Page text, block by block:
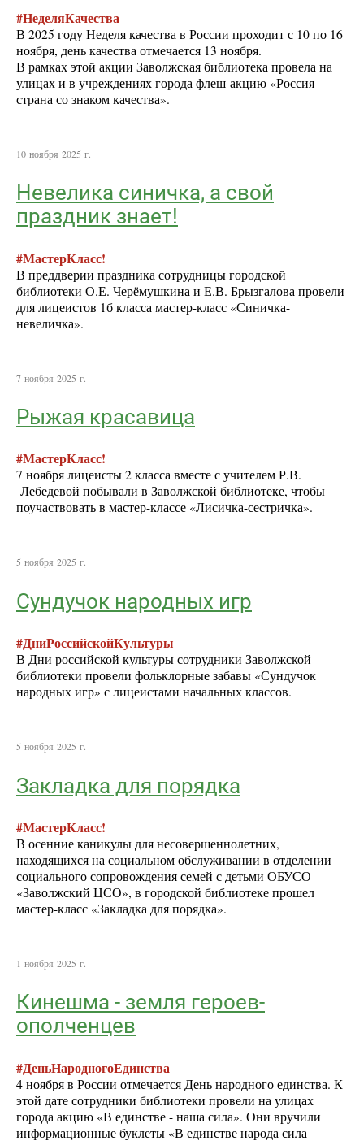
#НеделяКачества
В 2025 году Неделя качества в России проходит с 10 по 16
ноября, день качества отмечается 13 ноября.
В рамках этой акции Заволжская библиотека провела на
улицах и в учреждениях города флеш-акцию «Россия –
страна со знаком качества».
10 ноября 2025 г.
Невелика синичка, а свой
праздник знает!
#МастерКласс!
В преддверии праздника сотрудницы городской
библиотеки О.Е. Черёмушкина и Е.В. Брызгалова провели
для лицеистов 1б класса мастер-класс «Синичка-
невеличка».
7 ноября 2025 г.
Рыжая красавица
#МастерКласс!
7 ноября лицеисты 2 класса вместе с учителем Р.В.
Лебедевой побывали в Заволжской библиотеке, чтобы
поучаствовать в мастер-классе «Лисичка-сестричка».
5 ноября 2025 г.
Сундучок народных игр
#ДниРоссийскойКультуры
В Дни российской культуры сотрудники Заволжской
библиотеки провели фольклорные забавы «Сундучок
народных игр» с лицеистами начальных классов.
5 ноября 2025 г.
Закладка для порядка
#МастерКласс!
В осенние каникулы для несовершеннолетних,
находящихся на социальном обслуживании в отделении
социального сопровождения семей с детьми ОБУСО
«Заволжский ЦСО», в городской библиотеке прошел
мастер-класс «Закладка для порядка».
1 ноября 2025 г.
Кинешма - земля героев-
ополченцев
#ДеньНародногоЕдинства
4 ноября в России отмечается День народного единства. К
этой дате сотрудники библиотеки провели на улицах
города акцию «В единстве - наша сила». Они вручили
информационные буклеты «В единстве народа сила